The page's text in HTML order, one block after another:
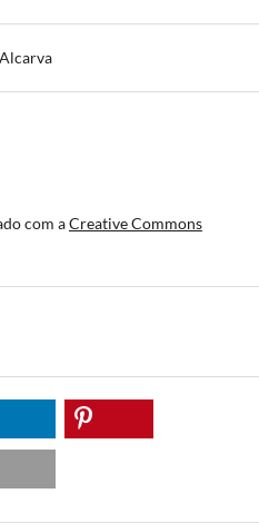
com aCreative Commons